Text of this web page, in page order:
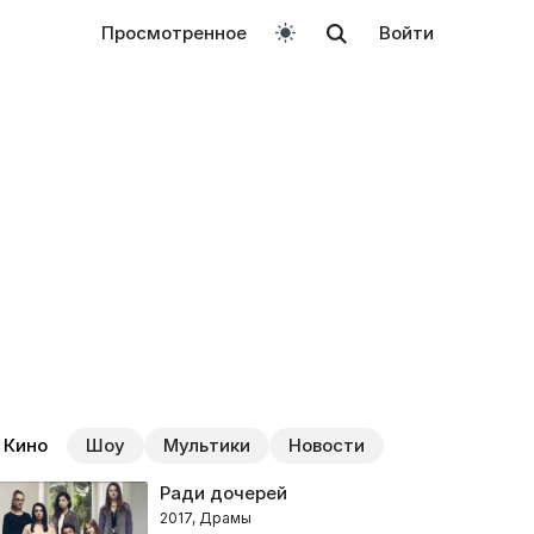
Просмотренное Войти
Кино Шоу Мультики Новости
Ради дочерей
2017, Драмы